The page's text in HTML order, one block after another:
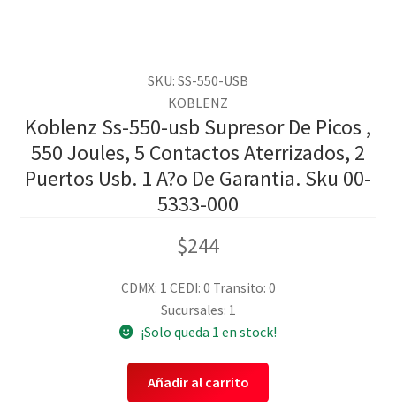
SKU: SS-550-USB
KOBLENZ
Koblenz Ss-550-usb Supresor De Picos ,
550 Joules, 5 Contactos Aterrizados, 2
Puertos Usb. 1 A?o De Garantia. Sku 00-
5333-000
$244
CDMX: 1 CEDI: 0 Transito: 0
Sucursales: 1
¡Solo queda 1 en stock!
Añadir al carrito